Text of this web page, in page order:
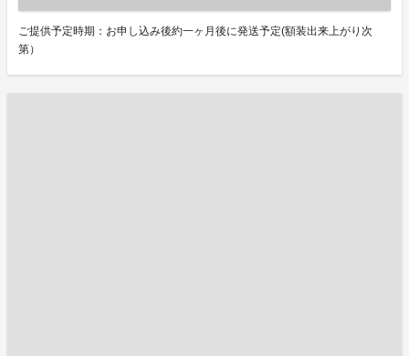
ご提供予定時期：お申し込み後約一ヶ月後に発送予定(額装出来上がり次
第）